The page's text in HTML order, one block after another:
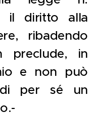
il diritto alla
ribadendo
preclude, in
e non può
di per sé un